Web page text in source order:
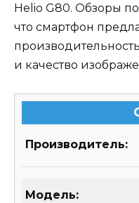
Helio G80. Обзоры
что смартфон
и качество
Производитель:
Модель: